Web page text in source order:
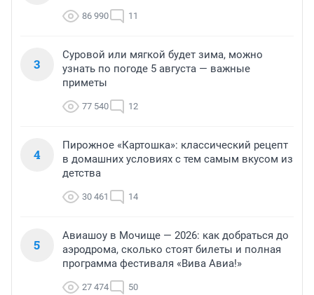
86 990 11
3
Суровой или мягкой будет зима, можно
узнать по погоде 5 августа — важные
приметы
77 540 12
4
Пирожное «Картошка»: классический рецепт
в домашних условиях с тем самым вкусом из
детства
30 461 14
5
Авиашоу в Мочище — 2026: как добраться до
аэродрома, сколько стоят билеты и полная
программа фестиваля «Вива Авиа!»
27 474 50